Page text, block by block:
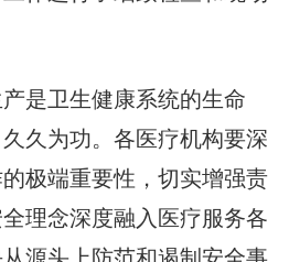
是卫生健康系统的生命
久为功。各医疗机构要深
极端重要性，切实增强责
理念深度融入医疗服务各